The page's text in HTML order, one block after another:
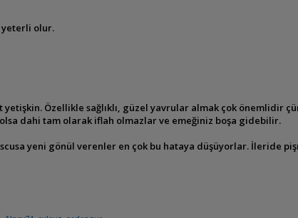
yeterli olur.
yetişkin. Özellikle sağlıklı, güzel yavrular almak çok önemlidir
dahi tam olarak iflah olmazlar ve emeğiniz boşa gidebilir.
yeni gönül verenler en çok bu hataya düşüyorlar. İleride